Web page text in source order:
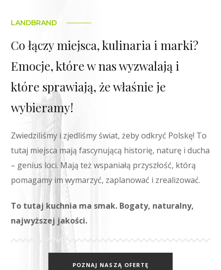
LANDBRAND
Co łączy miejsca, kulinaria i marki?
Emocje, które w nas wyzwalają i
które sprawiają, że właśnie je
wybieramy!
Zwiedziliśmy i zjedliśmy świat, żeby odkryć Polskę! To
tutaj miejsca mają fascynującą historię, naturę i ducha
– genius loci. Mają też wspaniałą przyszłość, którą
pomagamy im wymarzyć, zaplanować i zrealizować.
To tutaj kuchnia ma smak. Bogaty, naturalny,
najwyższej jakości.
POZNAJ NASZĄ OFERTĘ